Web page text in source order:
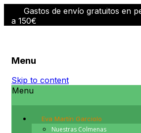
Gastos de envío gratuitos en
a 150€
Menu
Skip to content
Menu
Eva Martín Garciolo
Nuestras Colmenas